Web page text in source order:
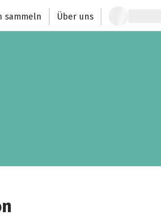
sammeln Über uns